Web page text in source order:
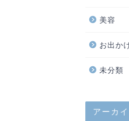
美容
お出か
未分類
アーカ